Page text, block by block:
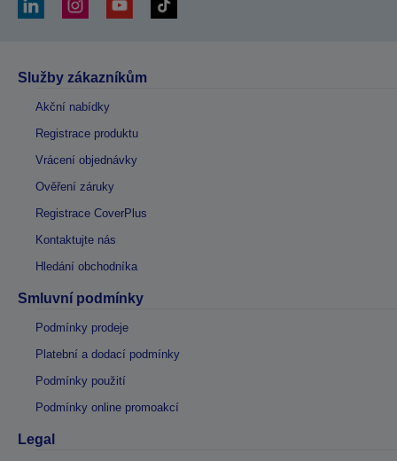
Služby zákazníkům
Akční nabídky
Registrace produktu
Vrácení objednávky
Ověření záruky
Registrace CoverPlus
Kontaktujte nás
Hledání obchodníka
Smluvní podmínky
Podmínky prodeje
Platební a dodací podmínky
Podmínky použití
Podmínky online promoakcí
Legal